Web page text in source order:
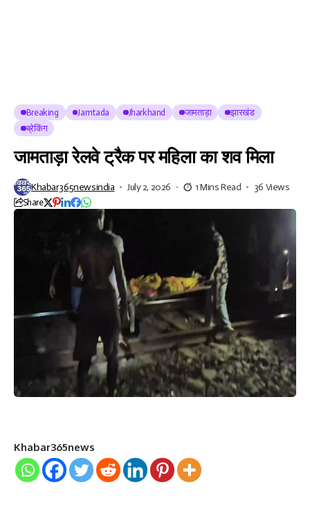
Breaking Jamtada Jharkhand जामताड़ा
झारखंड
ब्रेकिंग
जामताड़ा रेलवे ट्रैक पर महिला का शव मिला
Khabar365newsindia July 2, 2026 1 Mins Read 36 Views
Share
Khabar365news